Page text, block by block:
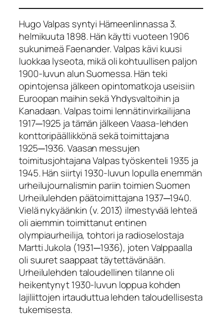
Hugo Valpas syntyi Hämeenlinnassa 3.
helmikuuta 1898. Hän käytti vuoteen 1906
sukunimeä Faenander. Valpas kävi kuusi
luokkaa lyseota, mikä oli kohtuullisen paljon
1900-luvun alun Suomessa. Hän teki
opintojensa jälkeen opintomatkoja useisiin
Euroopan maihin sekä Yhdysvaltoihin ja
Kanadaan. Valpas toimi lennätinvirkailijana
1917─1925 ja tämän jälkeen Vaasa-lehden
konttoripäällikkönä sekä toimittajana
1925─1936. Vaasan messujen
toimitusjohtajana Valpas työskenteli 1935 ja
1945. Hän siirtyi 1930-luvun lopulla enemmän
urheilujournalismin pariin toimien Suomen
Urheilulehden päätoimittajana 1937─1940.
Vielä nykyäänkin (v. 2013) ilmestyvää lehteä
oli aiemmin toimittanut entinen
olympiaurheilija, tohtori ja radioselostaja
Martti Jukola (1931─1936), joten Valppaalla
oli suuret saappaat täytettävänään.
Urheilulehden taloudellinen tilanne oli
heikentynyt 1930-luvun loppua kohden
lajiliittojen irtauduttua lehden taloudellisesta
tukemisesta.